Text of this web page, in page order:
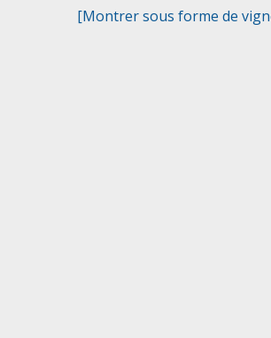
[Montrer sous forme de